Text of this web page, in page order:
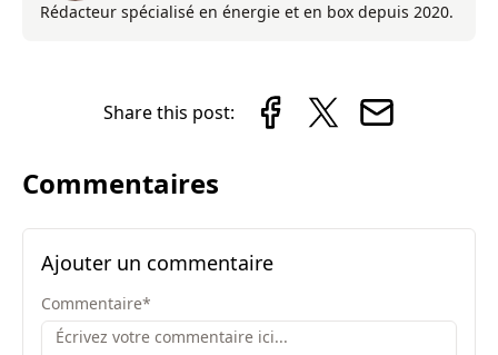
Rédacteur spécialisé en énergie et en box depuis 2020.
Share this post:
Commentaires
Ajouter un commentaire
Commentaire*